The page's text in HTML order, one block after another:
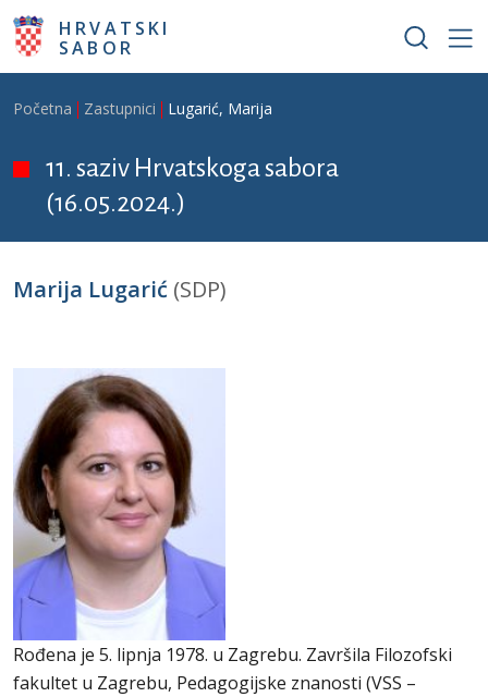
Skoči na glavni sadržaj
HRVATSKI
SABOR
Breadcrumb
Početna Zastupnici Lugarić, Marija
11. saziv Hrvatskoga sabora
(16.05.2024.)
Marija Lugarić (SDP)
Rođena je 5. lipnja 1978. u Zagrebu. Završila Filozofski
fakultet u Zagrebu, Pedagogijske znanosti (VSS –